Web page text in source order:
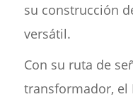
su construcción
versátil.
Con su ruta de
transformador, el